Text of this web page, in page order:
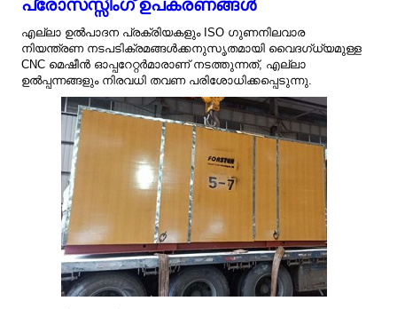
പ്രോസസ്സിംഗ് ഉപകരണങ്ങൾ
എല്ലാ ഉൽ‌പാദന പ്രക്രിയകളും ISO ഗുണനിലവാര
നിയന്ത്രണ നടപടിക്രമങ്ങൾക്കനുസൃതമായി വൈദഗ്ധ്യമുള്ള
CNC മെഷീൻ ഓപ്പറേറ്റർമാരാണ് നടത്തുന്നത്, എല്ലാ
ഉൽ‌പ്പന്നങ്ങളും നിരവധി തവണ പരിശോധിക്കപ്പെടുന്നു.